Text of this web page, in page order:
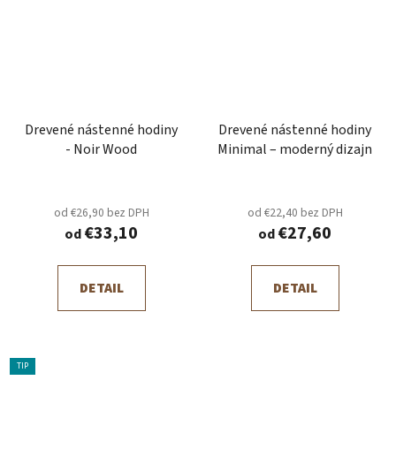
Drevené nástenné hodiny
- Noir Wood
od €26,90 bez DPH
od€33,10
DETAIL
Drevené nástenné hodiny
Minimal – moderný dizajn
od €22,40 bez DPH
od€27,60
DETAIL
TIP